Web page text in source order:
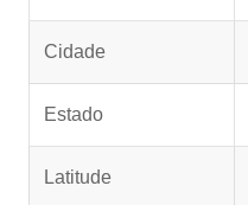
Cidade
Estado
Latitude